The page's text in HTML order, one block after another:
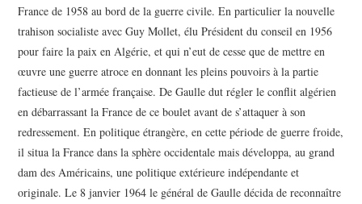
France de 1958 au bord de la guerre civile. En particulier la nouvelle
trahison socialiste avec Guy Mollet, élu Président du conseil en 1956
pour faire la paix en Algérie, et qui n’eut de cesse que de mettre en
œuvre une guerre atroce en donnant les pleins pouvoirs à la partie
factieuse de l’armée française. De Gaulle dut régler le conflit algérien
en débarrassant la France de ce boulet avant de s’attaquer à son
redressement. En politique étrangère, en cette période de guerre froide,
il situa la France dans la sphère occidentale mais développa, au grand
dam des Américains, une politique extérieure indépendante et
originale. Le 8 janvier 1964 le général de Gaulle décida de reconnaître